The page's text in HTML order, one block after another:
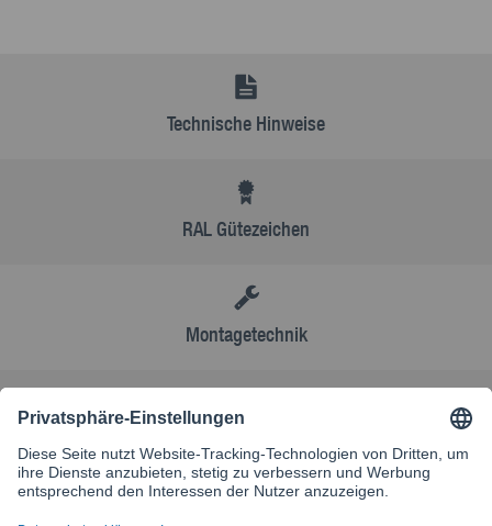
Technische Hinweise
RAL Gütezeichen
Montagetechnik